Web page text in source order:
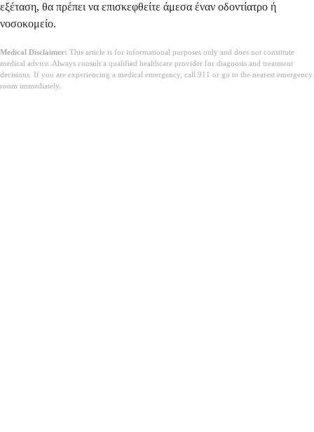
εξέταση, θα πρέπει να επισκεφθείτε άμεσα έναν οδοντίατρο ή
νοσοκομείο.
Medical Disclaimer: This article is for informational purposes only and does not constitute
medical advice. Always consult a qualified healthcare provider for diagnosis and treatment
decisions. If you are experiencing a medical emergency, call 911 or go to the nearest emergency
room immediately.